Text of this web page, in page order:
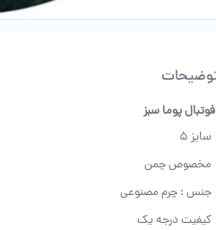
پوما سبز
سایز 5
مخصوص چمن
جنس : چرم مصنوعی
کیفیت درجه یک